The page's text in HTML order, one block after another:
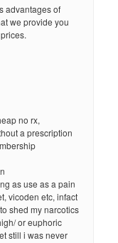
advantages of
we provide you
no rx,
a prescription
as use as a pain
vicoden etc, infact
shed my narcotics
or euphoric
still i was never